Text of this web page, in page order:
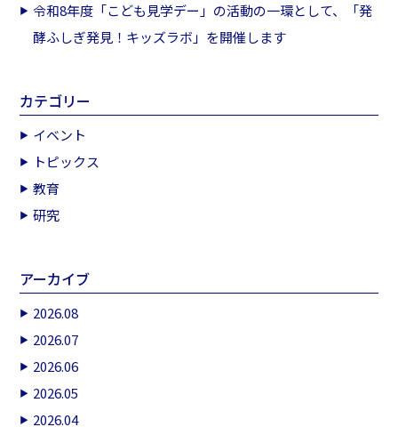
令和8年度「こども見学デー」の活動の一環として、「発
酵ふしぎ発見！キッズラボ」を開催します
カテゴリー
イベント
トピックス
教育
研究
アーカイブ
2026.08
2026.07
2026.06
2026.05
2026.04